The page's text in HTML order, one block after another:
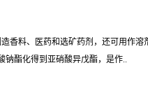
香料、医药和选矿药剂，还可用作
钠酯化得到亚硝酸异戊酯，是作..